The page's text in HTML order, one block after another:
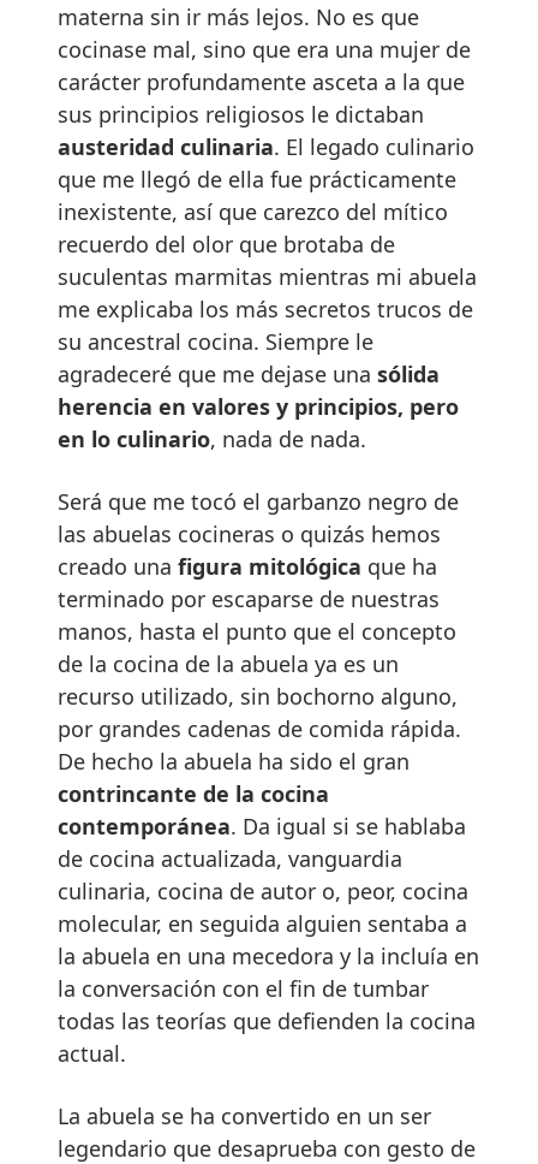
materna sin ir más lejos. No es que
cocinase mal, sino que era una mujer de
carácter profundamente asceta a la que
sus principios religiosos le dictaban
austeridad culinaria. El legado culinario
que me llegó de ella fue prácticamente
inexistente, así que carezco del mítico
recuerdo del olor que brotaba de
suculentas marmitas mientras mi abuela
me explicaba los más secretos trucos de
su ancestral cocina. Siempre le
agradeceré que me dejase una sólida
herencia en valores y principios, pero
en lo culinario, nada de nada.
Será que me tocó el garbanzo negro de
las abuelas cocineras o quizás hemos
creado una figura mitológica que ha
terminado por escaparse de nuestras
manos, hasta el punto que el concepto
de la cocina de la abuela ya es un
recurso utilizado, sin bochorno alguno,
por grandes cadenas de comida rápida.
De hecho la abuela ha sido el gran
contrincante de la cocina
contemporánea. Da igual si se hablaba
de cocina actualizada, vanguardia
culinaria, cocina de autor o, peor, cocina
molecular, en seguida alguien sentaba a
la abuela en una mecedora y la incluía en
la conversación con el fin de tumbar
todas las teorías que defienden la cocina
actual.
La abuela se ha convertido en un ser
legendario que desaprueba con gesto de